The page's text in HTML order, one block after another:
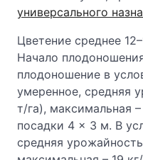
универсального
Цветение среднее
Начало
плодоношение в
умеренное, средняя
т/га), максимальная
посадки 4 × 3 м. В
средняя